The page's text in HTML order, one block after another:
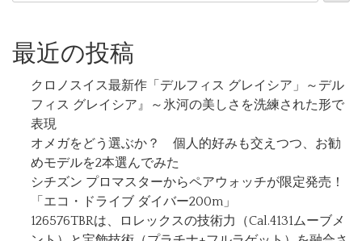
最近の投稿
クロノスイス最新作「デルフィス グレイシア」～デル
フィス グレイシア』～氷河の美しさを洗練された形で
表現
オメガをどう選ぶか？ 個人的好みも交えつつ、お勧
めモデルを2本選んでみた
シチズン プロマスターからペアウォッチが限定発売！
「エコ・ドライブ ダイバー200m」
126576TBRは、ロレックスの技術力（Cal.4131ムーブメ